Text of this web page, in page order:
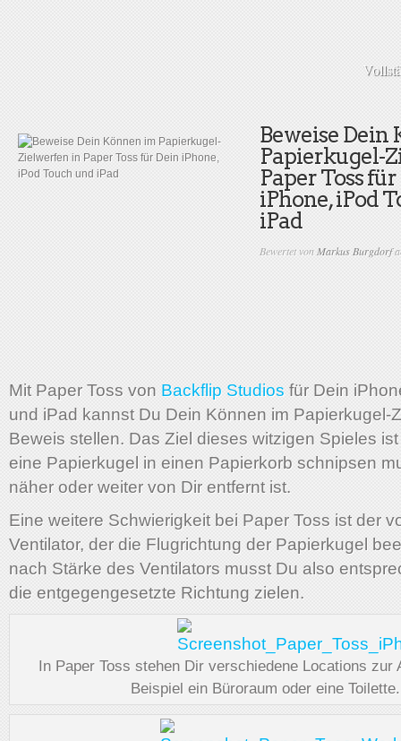
Beweise Dein
Papierkugel-
Paper Toss
iPhone, iPod
iPad
Bewertet vonMarkus Burgdorf
Mit Paper Toss von Backflip Studios für Dein
und iPad kannst Du Dein Können im Papierkugel-
Beweis stellen. Das Ziel dieses witzigen Spieles
eine Papierkugel in einen Papierkorb schnipsen
näher oder weiter von Dir entfernt ist.
Eine weitere Schwierigkeit bei Paper Toss ist der
Ventilator, der die Flugrichtung der Papierkugel
nach Stärke des Ventilators musst Du also
die entgegengesetzte Richtung zielen.
In Paper Toss stehen Dir verschiedene Locations zur
Beispiel ein Büroraum oder eine Toilette.